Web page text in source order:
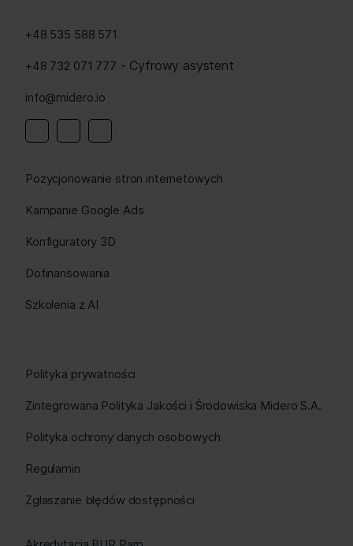
+48 535 588 571
+48 732 071 777 - Cyfrowy asystent
info@midero.io
Pozycjonowanie stron internetowych
Kampanie Google Ads
Konfiguratory 3D
Dofinansowania
Szkolenia z AI
Polityka prywatności
Zintegrowana Polityka Jakości i Środowiska Midero S.A.
Polityka ochrony danych osobowych
Regulamin
Zgłaszanie błędów dostępności